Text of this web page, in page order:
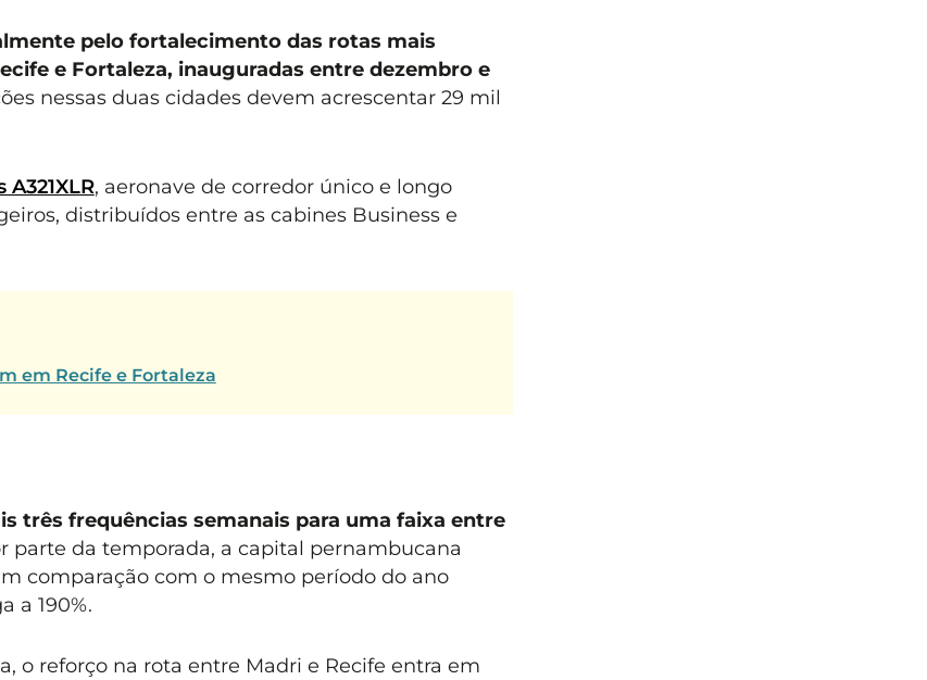
pelo fortalecimento das rotas mais
e Fortaleza, inauguradas entre dezembro e
nessas duas cidades devem acrescentar 29 mil
A321XLR, aeronave de corredor único e longo
distribuídos entre as cabines Business e
em Recife e Fortaleza
três frequências semanais para uma faixa entre
parte da temporada, a capital pernambucana
comparação com o mesmo período do ano
a 190%.
o reforço na rota entre Madri e Recife entra em